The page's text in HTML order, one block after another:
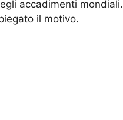
accadimenti mondiali.
il motivo.